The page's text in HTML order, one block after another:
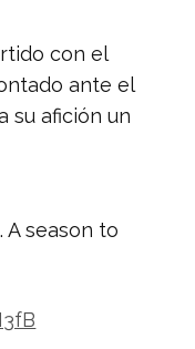
con el
ante el
su afición un
season to